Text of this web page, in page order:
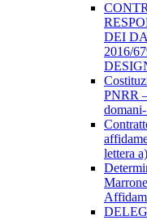
DEI
2016/
PNRR
lettera